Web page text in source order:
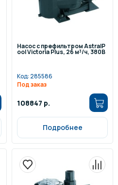
Насос с префильтром AstralP
ool Victoria Plus, 26 м³/ч, 380В
Код: 285586
Под заказ
108847 р.
Подробнее